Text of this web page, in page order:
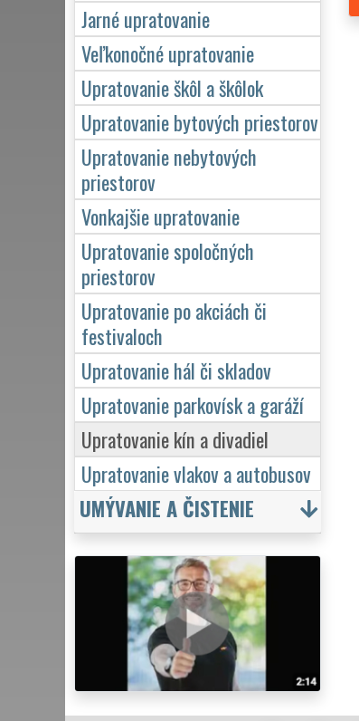
Jarné upratovanie
Veľkonočné upratovanie
Upratovanie škôl a škôlok
Upratovanie bytových priestorov
Upratovanie nebytových
priestorov
Vonkajšie upratovanie
Upratovanie spoločných
priestorov
Upratovanie po akciách či
festivaloch
Upratovanie hál či skladov
Upratovanie parkovísk a garáží
Upratovanie kín a divadiel
Upratovanie vlakov a autobusov
UMÝVANIE A ČISTENIE